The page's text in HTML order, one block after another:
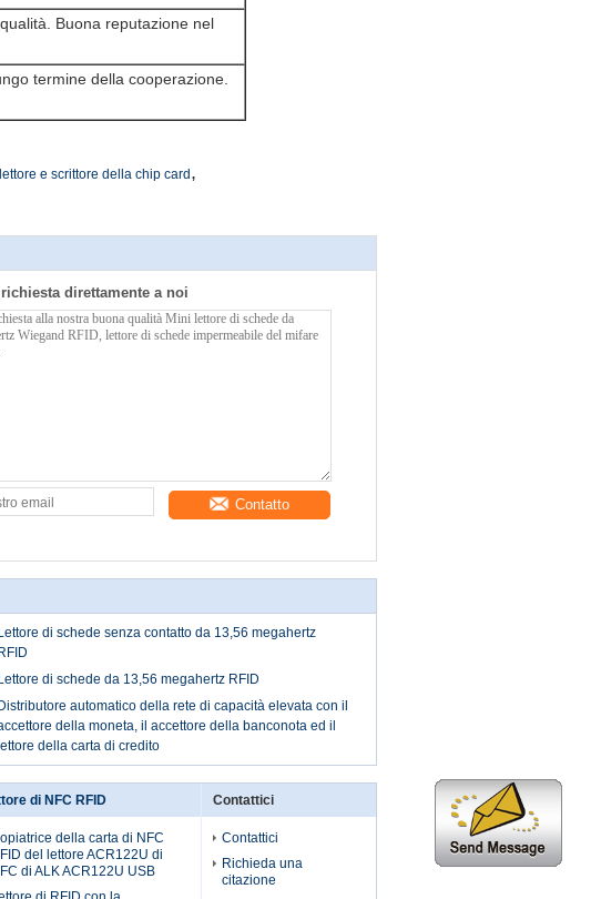
Buona reputazione nel
termine della cooperazione.
lettore e scrittore della chip card ,
richiesta direttamente a noi
Contatto
Lettore di schede senza contatto da 13,56 megahertz
RFID
Lettore di schede da 13,56 megahertz RFID
Distributore automatico della rete di capacità elevata con il
della moneta, il accettore della banconota ed il
lettore della carta di credito
di NFC RFID
della carta di NFC
del lettore ACR122U di
di ALK ACR122U USB
Contattici
Contattici
Richieda una
citazione